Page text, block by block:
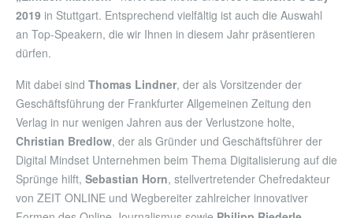
2019 in Stuttgart. Entsprechend vielfältig ist auch die Auswahl
an Top-Speakern, die wir Ihnen in diesem Jahr präsentieren
dürfen.
Mit dabei sind Thomas Lindner, der als Vorsitzender der
Geschäftsführung der Frankfurter Allgemeinen Zeitung den
Verlag in nur wenigen Jahren aus der Verlustzone holte,
Christian Bredlow, der als Gründer und Geschäftsführer der
Digital Mindset Unternehmen beim Thema Digitalisierung auf die
Sprünge hilft, Sebastian Horn, stellvertretender Chefredakteur
von ZEIT ONLINE und Wegbereiter zahlreicher innovativer